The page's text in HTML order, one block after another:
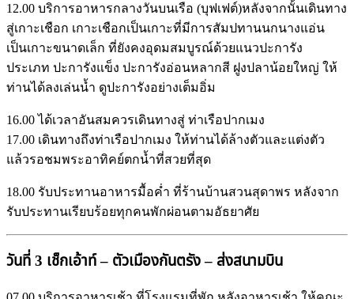
12.00 บริการอาหารกลางวันบนเรือ (บุฟเฟต์)หลังจากนั้นเดินทาง
สู่เกาะเชือก เกาะเชือกเป็นเกาะที่มีการสัมปทานนกนางแอ่น
เป็นเกาะขนาดเล็ก ที่ยังคงอุดมสมบูรณ์ด้วยแนวปะการัง
ประเภท ปะการังแข็ง ปะการังอ่อนหลากสี ฝูงปลาน้อยใหญ่ ให้
ท่านได้ลงเล่นน้ำ ดูปะการังอย่างเต็มอิ่ม
16.00 ได้เวลาอันสมควรเดินทางสู่ ท่าเรือปากเมง
17.00 เดินทางถึงท่าเรือปากเมง ให้ท่านได้ล้างตัวและแต่งตัว
แล้วรอชมพระอาทิคย์ตกน้ำที่สวยที่สุด
18.00 รับประทานอาหารมื้อค่ำ ที่ร้านบ้านสวนสุดาพร หลังจาก
รับประทานเรียบร้อยทุกคนพักผ่อนตามอัธยาศัย
วันที่ 3 เช็กเอ้าท์ – ตัวเมืองกันตรัง – ส่งสนามบิน